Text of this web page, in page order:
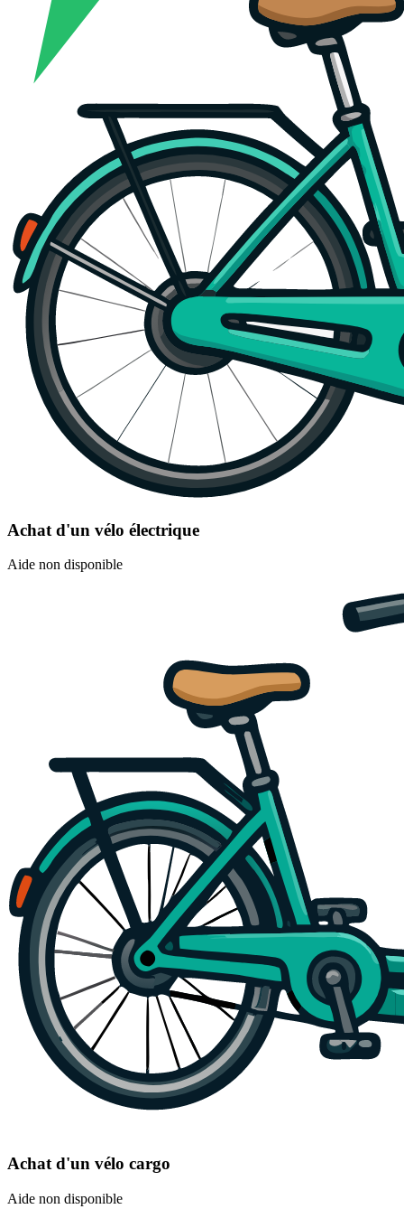
Achat d'un vélo électrique
Aide non disponible
Achat d'un vélo cargo
Aide non disponible